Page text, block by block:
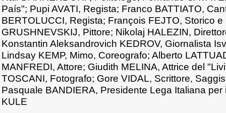
País"; Pupi AVATI, Regista; Franco BATTIATO,
BERTOLUCCI, Regista; François FEJTO, Storico
GRUSHNEVSKIJ, Pittore; Nikolaj HALEZIN,
Konstantin Aleksandrovich KEDROV, Giornalista
Lindsay KEMP, Mimo, Coreografo; Alberto
MANFREDI, Attore; Giudith MELINA, Attrice del
TOSCANI, Fotografo; Gore VIDAL, Scrittore,
Pasquale BANDIERA, Presidente Lega Italiana per
KULE